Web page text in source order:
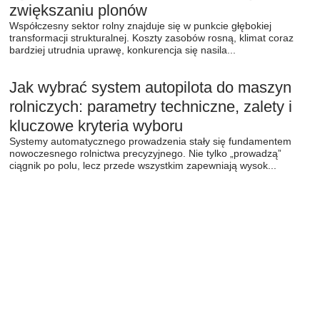
zwiększaniu plonów
Współczesny sektor rolny znajduje się w punkcie głębokiej
transformacji strukturalnej. Koszty zasobów rosną, klimat coraz
bardziej utrudnia uprawę, konkurencja się nasila...
Jak wybrać system autopilota do maszyn
rolniczych: parametry techniczne, zalety i
kluczowe kryteria wyboru
Systemy automatycznego prowadzenia stały się fundamentem
nowoczesnego rolnictwa precyzyjnego. Nie tylko „prowadzą”
ciągnik po polu, lecz przede wszystkim zapewniają wysok...